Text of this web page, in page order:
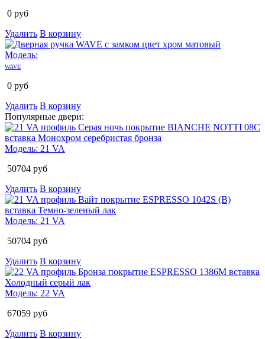
0 руб
Удалить В корзину
Модель:
WAVE
0 руб
Удалить В корзину
Популярные двери:
Модель: 21 VA
50704 руб
Удалить В корзину
Модель: 21 VA
50704 руб
Удалить В корзину
Модель: 22 VA
67059 руб
Удалить В корзину